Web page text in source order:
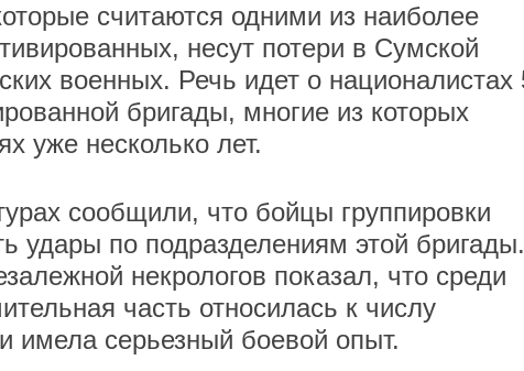
считаются одними из наиболее
несут потери в Сумской
военных. Речь идет о националистах
бригады, многие из которых
уже несколько лет.
сообщили, что бойцы группировки
удары по подразделениям этой бригады.
некрологов показал, что среди
часть относилась к числу
имела серьезный боевой опыт.